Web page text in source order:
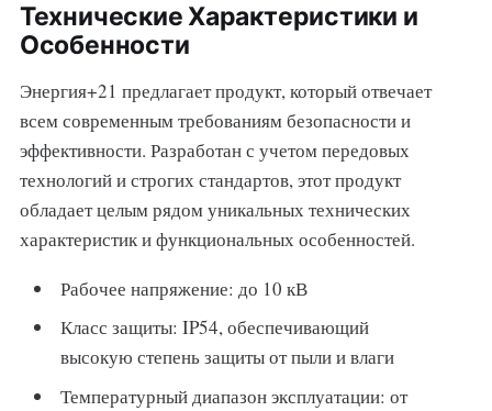
Технические Характеристики и
Особенности
Энергия+21 предлагает продукт, который отвечает
всем современным требованиям безопасности и
эффективности. Разработан с учетом передовых
технологий и строгих стандартов, этот продукт
обладает целым рядом уникальных технических
характеристик и функциональных особенностей.
Рабочее напряжение: до 10 кВ
Класс защиты: IP54, обеспечивающий
высокую степень защиты от пыли и влаги
Температурный диапазон эксплуатации: от